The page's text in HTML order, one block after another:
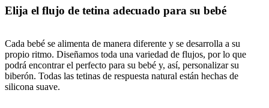
Elija el flujo de tetina adecuado para su bebé
Cada bebé se alimenta de manera diferente y se desarrolla a su
propio ritmo. Diseñamos toda una variedad de flujos, por lo que
podrá encontrar el perfecto para su bebé y, así, personalizar su
biberón. Todas las tetinas de respuesta natural están hechas de
silicona suave.